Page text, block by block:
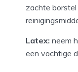
zachte borstel
Latex: neem
een vochtige